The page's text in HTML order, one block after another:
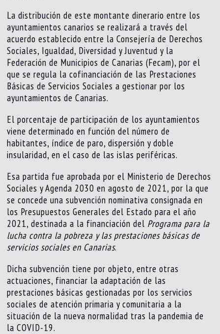
La distribución de este montante dinerario entre los
ayuntamientos canarios se realizará a través del
acuerdo establecido entre la Consejería de Derechos
Sociales, Igualdad, Diversidad y Juventud y la
Federación de Municipios de Canarias (Fecam), por el
que se regula la cofinanciación de las Prestaciones
Básicas de Servicios Sociales a gestionar por los
ayuntamientos de Canarias.
El porcentaje de participación de los ayuntamientos
viene determinado en función del número de
habitantes, índice de paro, dispersión y doble
insularidad, en el caso de las islas periféricas.
Esa partida fue aprobada por el Ministerio de Derechos
Sociales y Agenda 2030 en agosto de 2021, por la que
se concede una subvención nominativa consignada en
los Presupuestos Generales del Estado para el año
2021, destinada a la financiación del Programa para la
lucha contra la pobreza y las prestaciones básicas de
servicios sociales en Canarias.
Dicha subvención tiene por objeto, entre otras
actuaciones, financiar la adaptación de las
prestaciones básicas gestionadas por los servicios
sociales de atención primaria y comunitaria a la
situación de la nueva normalidad tras la pandemia de
la COVID-19.